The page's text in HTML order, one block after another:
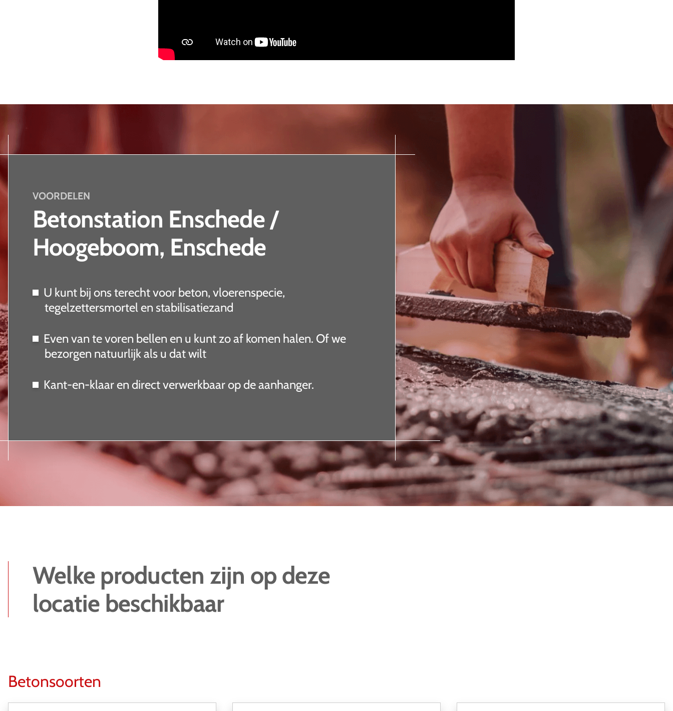
VOORDELEN
Betonstation Enschede /
Hoogeboom, Enschede
U kunt bij ons terecht voor beton, vloerenspecie,
tegelzettersmortel en stabilisatiezand
Even van te voren bellen en u kunt zo af komen halen. Of we
bezorgen natuurlijk als u dat wilt
Kant-en-klaar en direct verwerkbaar op de aanhanger.
Welke producten zijn op deze
locatie beschikbaar
Betonsoorten